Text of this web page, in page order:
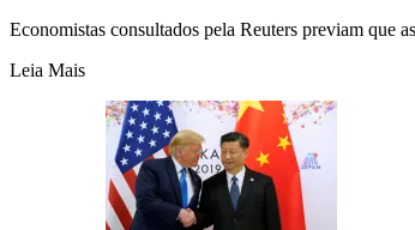
Economistas consultados pela Reuters previam que
Leia Mais